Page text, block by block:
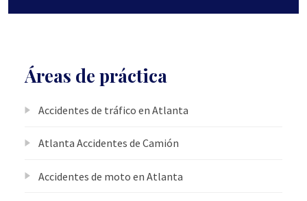
Áreas de práctica
Accidentes de tráfico en Atlanta
Atlanta Accidentes de Camión
Accidentes de moto en Atlanta